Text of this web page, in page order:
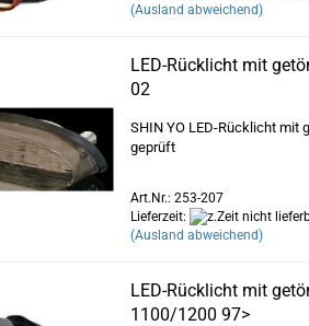
(Ausland abweichend)
LED-Rücklicht mit
02
SHIN YO LED-Rücklicht mit
geprüft
Art.Nr.: 253-207
Lieferzeit:
(Ausland abweichend)
LED-Rücklicht mit
1100/1200 97>